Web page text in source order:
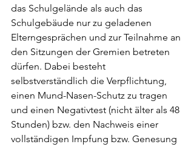
das Schulgelände als auch das
Schulgebäude nur zu geladenen
Elterngesprächen und zur Teilnahme an
den Sitzungen der Gremien betreten
dürfen. Dabei besteht
selbstverständlich die Verpflichtung,
einen Mund-Nasen-Schutz zu tragen
und einen Negativtest (nicht älter als 48
Stunden) bzw. den Nachweis einer
vollständigen Impfung bzw. Genesung